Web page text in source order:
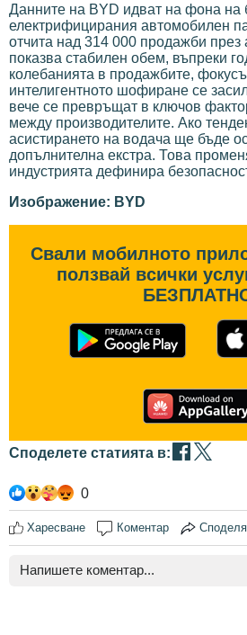
Данните на BYD идват на фона на
електрифицирания автомобилен
отчита над 314 000 продажби през
показва стабилен обем, въпреки
колебанията в продажбите,
интелигентното шофиране се
вече се превръщат в ключов
между производителите. Ако
асистирането на водача ще бъде
допълнителна екстра. Това
индустрията дефинира
Изображение: BYD
Свали мобилното
ползвай всички
Споделете статията в:
0
Харесване Коментар